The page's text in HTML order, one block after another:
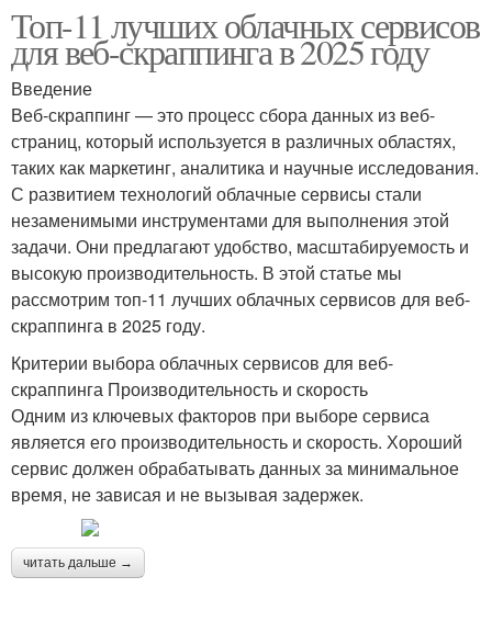
Топ-11 лучших облачных сервисов
для веб-скраппинга в 2025 году
Введение
Веб-скраппинг — это процесс сбора данных из веб-
страниц, который используется в различных областях,
таких как маркетинг, аналитика и научные исследования.
С развитием технологий облачные сервисы стали
незаменимыми инструментами для выполнения этой
задачи. Они предлагают удобство, масштабируемость и
высокую производительность. В этой статье мы
рассмотрим топ-11 лучших облачных сервисов для веб-
скраппинга в 2025 году.
Критерии выбора облачных сервисов для веб-
скраппинга Производительность и скорость
Одним из ключевых факторов при выборе сервиса
является его производительность и скорость. Хороший
сервис должен обрабатывать данных за минимальное
время, не зависая и не вызывая задержек.
читать дальше →